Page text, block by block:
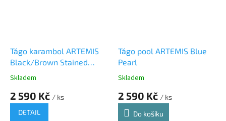
Tágo karambol ARTEMIS
Black/Brown Stained
Handle
Skladem
2 590 Kč / ks
DETAIL
Tágo pool ARTEMIS Blue
Pearl
Skladem
2 590 Kč / ks
Do košíku